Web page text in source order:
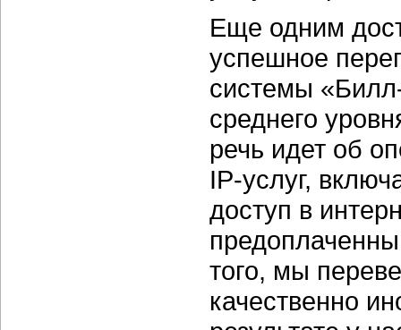
Еще одним
успешное
системы
среднего
речь идет об
IP-услуг,
доступ в
того, мы
качественно